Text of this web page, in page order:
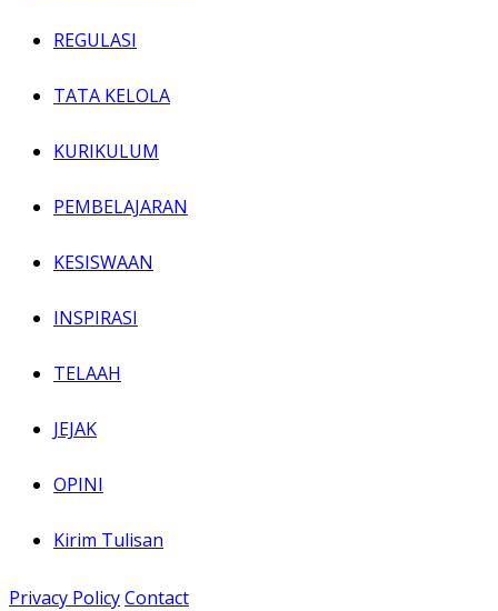
REGULASI
TATA KELOLA
KURIKULUM
PEMBELAJARAN
KESISWAAN
INSPIRASI
TELAAH
JEJAK
OPINI
Kirim Tulisan
Privacy PolicyContact